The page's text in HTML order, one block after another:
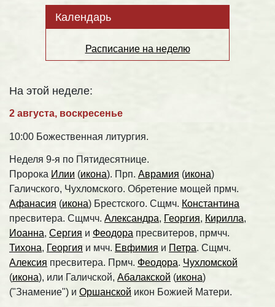
Календарь
Расписание на неделю
На этой неделе:
2 августа, воскресенье
10:00 Божественная литургия.
Неделя 9-я по Пятидесятнице.
Пророка Илии (икона). Прп. Аврамия (икона)
Галичского, Чухломского. Обретение мощей прмч.
Афанасия (икона) Брестского. Сщмч. Константина
пресвитера. Сщмчч. Александра, Георгия, Кирилла,
Иоанна, Сергия и Феодора пресвитеров, прмчч.
Тихона, Георгия и мчч. Евфимия и Петра. Сщмч.
Алексия пресвитера. Прмч. Феодора. Чухломской
(икона), или Галичской, Абалакской (икона)
("Знамение") и Оршанской икон Божией Матери.